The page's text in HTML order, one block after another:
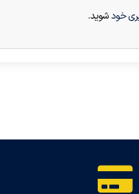
خودشوید.